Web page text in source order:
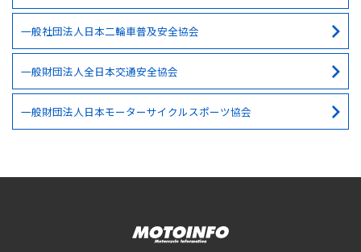
一般社団法人日本二輪車普及安全協会
一般財団法人全日本交通安全協会
一般財団法人日本モーターサイクルスポーツ協会